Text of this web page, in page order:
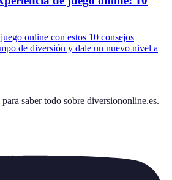
online con estos 10 consejos
de diversión y dale un nuevo nivel a
saber todo sobre diversiononline.es.